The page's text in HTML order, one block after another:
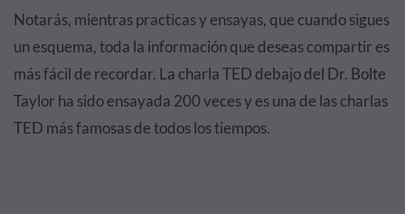
Notarás, mientras practicas y ensayas, que cuando sigues
un esquema, toda la información que deseas compartir es
más fácil de recordar. La charla TED debajo del Dr. Bolte
Taylor ha sido ensayada 200 veces y es una de las charlas
TED más famosas de todos los tiempos.